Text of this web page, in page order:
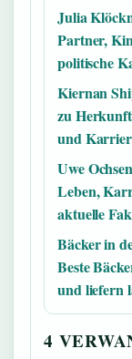
Julia
Partner,
politische
Kiernan
zu
und
Uwe
Leben,
aktuelle
Bäcker in
Beste
und liefern
4